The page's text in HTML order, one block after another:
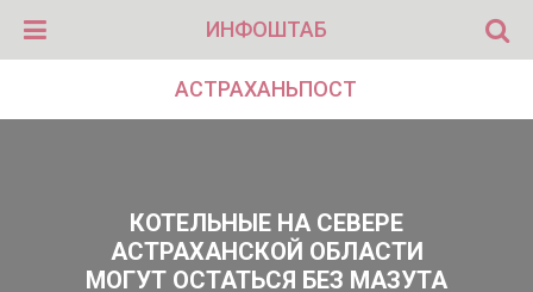
ИНФОШТАБ
АСТРАХАНЬПОСТ
КОТЕЛЬНЫЕ НА СЕВЕРЕ
АСТРАХАНСКОЙ ОБЛАСТИ
МОГУТ ОСТАТЬСЯ БЕЗ МАЗУТА